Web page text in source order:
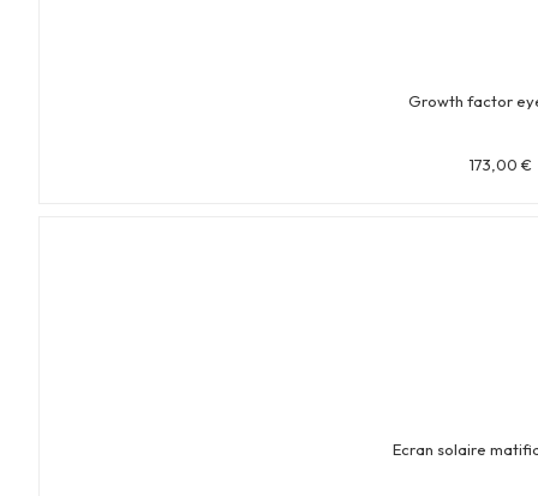
Growth factor
173,00 €
Ecran solaire